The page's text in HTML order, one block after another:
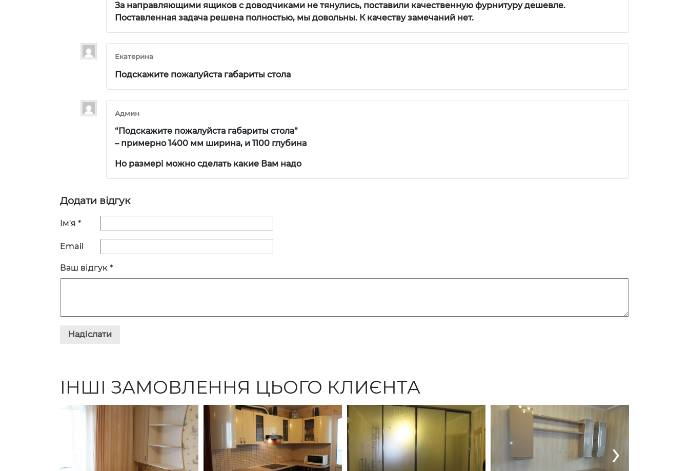
За направляющими ящиков с доводчиками не тянулись, поставили качественную фурнитуру дешевле.
Поставленная задача решена полностью, мы довольны. К качеству замечаний нет.
Екатерина
Подскажите пожалуйста габариты стола
Админ
“Подскажите пожалуйста габариты стола”
– примерно 1400 мм ширина, и 1100 глубина
Но размері можно сделать какие Вам надо
Додати відгук
Ім'я *
Email
Ваш відгук *
ІНШІ ЗАМОВЛЕННЯ ЦЬОГО КЛИЄНТА
›